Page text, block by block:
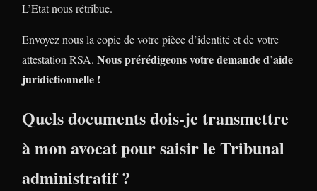
L’Etat nous rétribue.
Envoyez nous la copie de votre pièce d’identité et de votre
attestation RSA. Nous prérédigeons votre demande d’aide
juridictionnelle !
Quels documents dois-je transmettre
à mon avocat pour saisir le Tribunal
administratif ?